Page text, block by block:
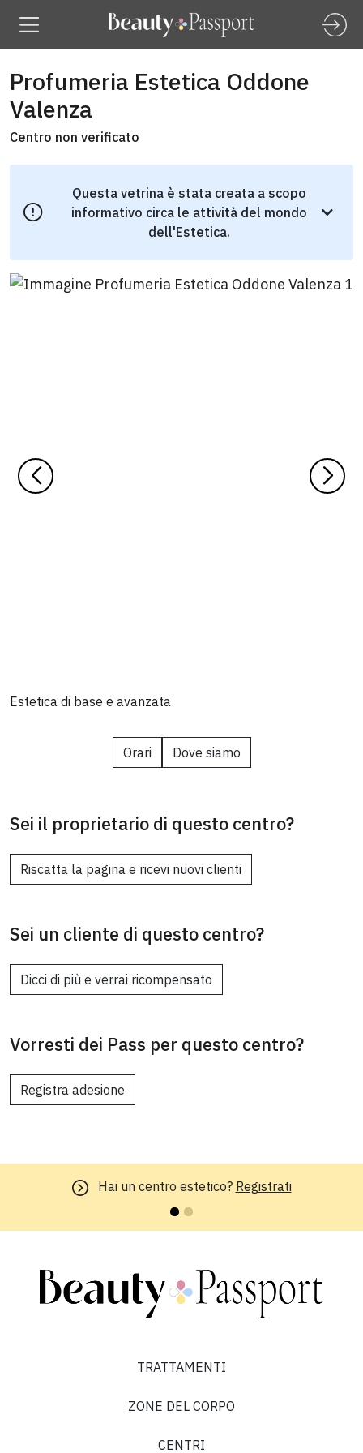
Profumeria Estetica Oddone
Valenza
Centro non verificato
Questa vetrina è stata creata a scopo
informativo circa le attività del mondo
dell'Estetica.
Estetica di base e avanzata
Orari Dove siamo
Sei il proprietario di questo centro?
Riscatta la pagina e ricevi nuovi clienti
Sei un cliente di questo centro?
Dicci di più e verrai ricompensato
Vorresti dei Pass per questo centro?
Registra adesione
Hai un centro estetico? Registrati
TRATTAMENTI
ZONE DEL CORPO
CENTRI